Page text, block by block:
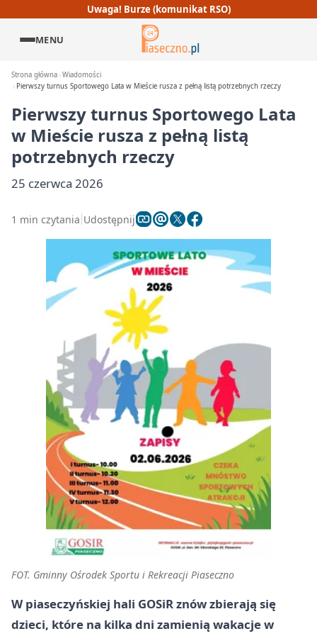
Uwaga! Burze (komunikat RSO)
MENU
Strona główna Wiadomości
Pierwszy turnus Sportowego Lata w Mieście rusza z pełną listą potrzebnych rzeczy
Pierwszy turnus Sportowego Lata
w Mieście rusza z pełną listą
potrzebnych rzeczy
25 czerwca 2026
1 min czytania Udostępnij
FOT. Gminny Ośrodek Sportu i Rekreacji Piaseczno
W piaseczyńskiej hali GOSiR znów zbierają się
dzieci, które na kilka dni zamienią wakacje w